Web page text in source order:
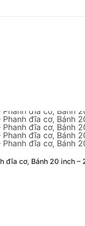
đĩa cơ, Bánh 20 inch –